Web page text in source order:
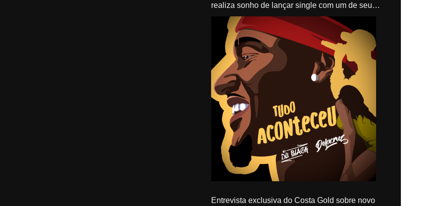
realiza sonho de lançar single com um de seus
ídolos, Delacruz
Entrevista exclusiva do Costa Gold sobre novo